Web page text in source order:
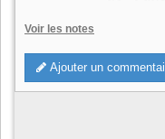
Voir les notes
Ajouter un